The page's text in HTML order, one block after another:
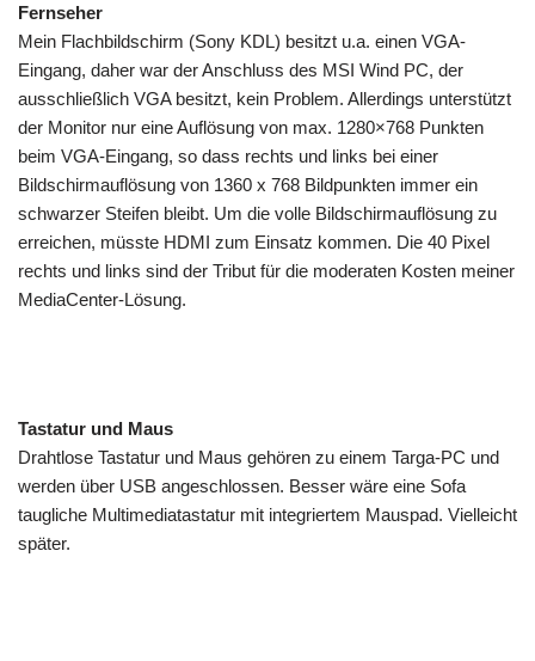
Fernseher
Mein Flachbildschirm (Sony KDL) besitzt u.a. einen VGA-
Eingang, daher war der Anschluss des MSI Wind PC, der
ausschließlich VGA besitzt, kein Problem. Allerdings unterstützt
der Monitor nur eine Auflösung von max. 1280×768 Punkten
beim VGA-Eingang, so dass rechts und links bei einer
Bildschirmauflösung von 1360 x 768 Bildpunkten immer ein
schwarzer Steifen bleibt. Um die volle Bildschirmauflösung zu
erreichen, müsste HDMI zum Einsatz kommen. Die 40 Pixel
rechts und links sind der Tribut für die moderaten Kosten meiner
MediaCenter-Lösung.
Tastatur und Maus
Drahtlose Tastatur und Maus gehören zu einem Targa-PC und
werden über USB angeschlossen. Besser wäre eine Sofa
taugliche Multimediatastatur mit integriertem Mauspad. Vielleicht
später.